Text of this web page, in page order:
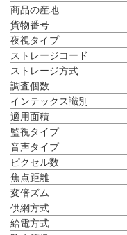
商品の産地
貨物番号
夜視タイプ
ストレージコード
ストレージ方式
調査個数
インテックス識別
適用面積
監視タイプ
音声タイプ
ピクセル数
焦点距離
変倍ズム
供網方式
給電方式